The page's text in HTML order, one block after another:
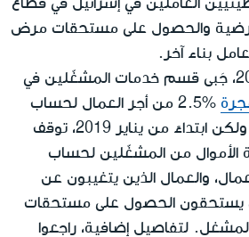
مرضية والحصول على مستحقات مرض
بناء آخر.
%2.5 من أجر العمال لحساب
مستحقات المرض، ولكن ابتداءً من يناير 2019، توقف
الأموال من المشغّلين لحساب
والعمال الذين يتغيبون عن
الحصول على مستحقات
لتفاصيل إضافية، راجعوا